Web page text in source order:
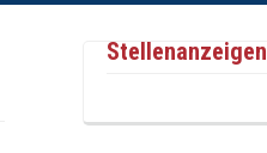
Stellenanzeigen